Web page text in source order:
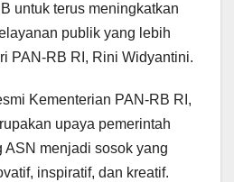
untuk terus meningkatkan
publik yang lebih
PAN-RB RI, Rini Widyantini.
Kementerian PAN-RB RI,
upaya pemerintah
ASN menjadi sosok yang
inspiratif, dan kreatif.